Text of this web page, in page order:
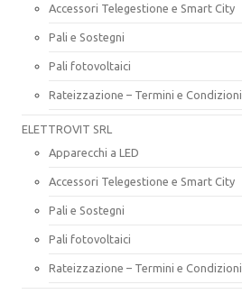
Accessori Telegestione e Smart City
Pali e Sostegni
Pali fotovoltaici
Rateizzazione – Termini e Condizioni
ELETTROVIT SRL
Apparecchi a LED
Accessori Telegestione e Smart City
Pali e Sostegni
Pali fotovoltaici
Rateizzazione – Termini e Condizioni